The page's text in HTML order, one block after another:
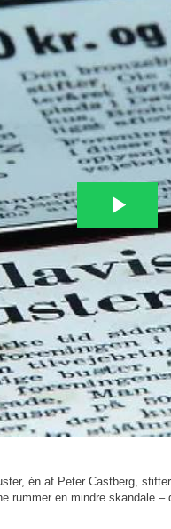
én af Peter Castberg,
rummer en mindre skandale